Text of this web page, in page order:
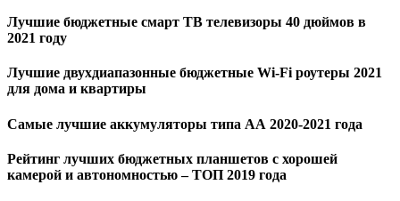
Лучшие бюджетные смарт ТВ телевизоры 40 дюймов в
2021 году
Лучшие двухдиапазонные бюджетные Wi-Fi роутеры 2021
для дома и квартиры
Самые лучшие аккумуляторы типа АА 2020-2021 года
Рейтинг лучших бюджетных планшетов с хорошей
камерой и автономностью – ТОП 2019 года